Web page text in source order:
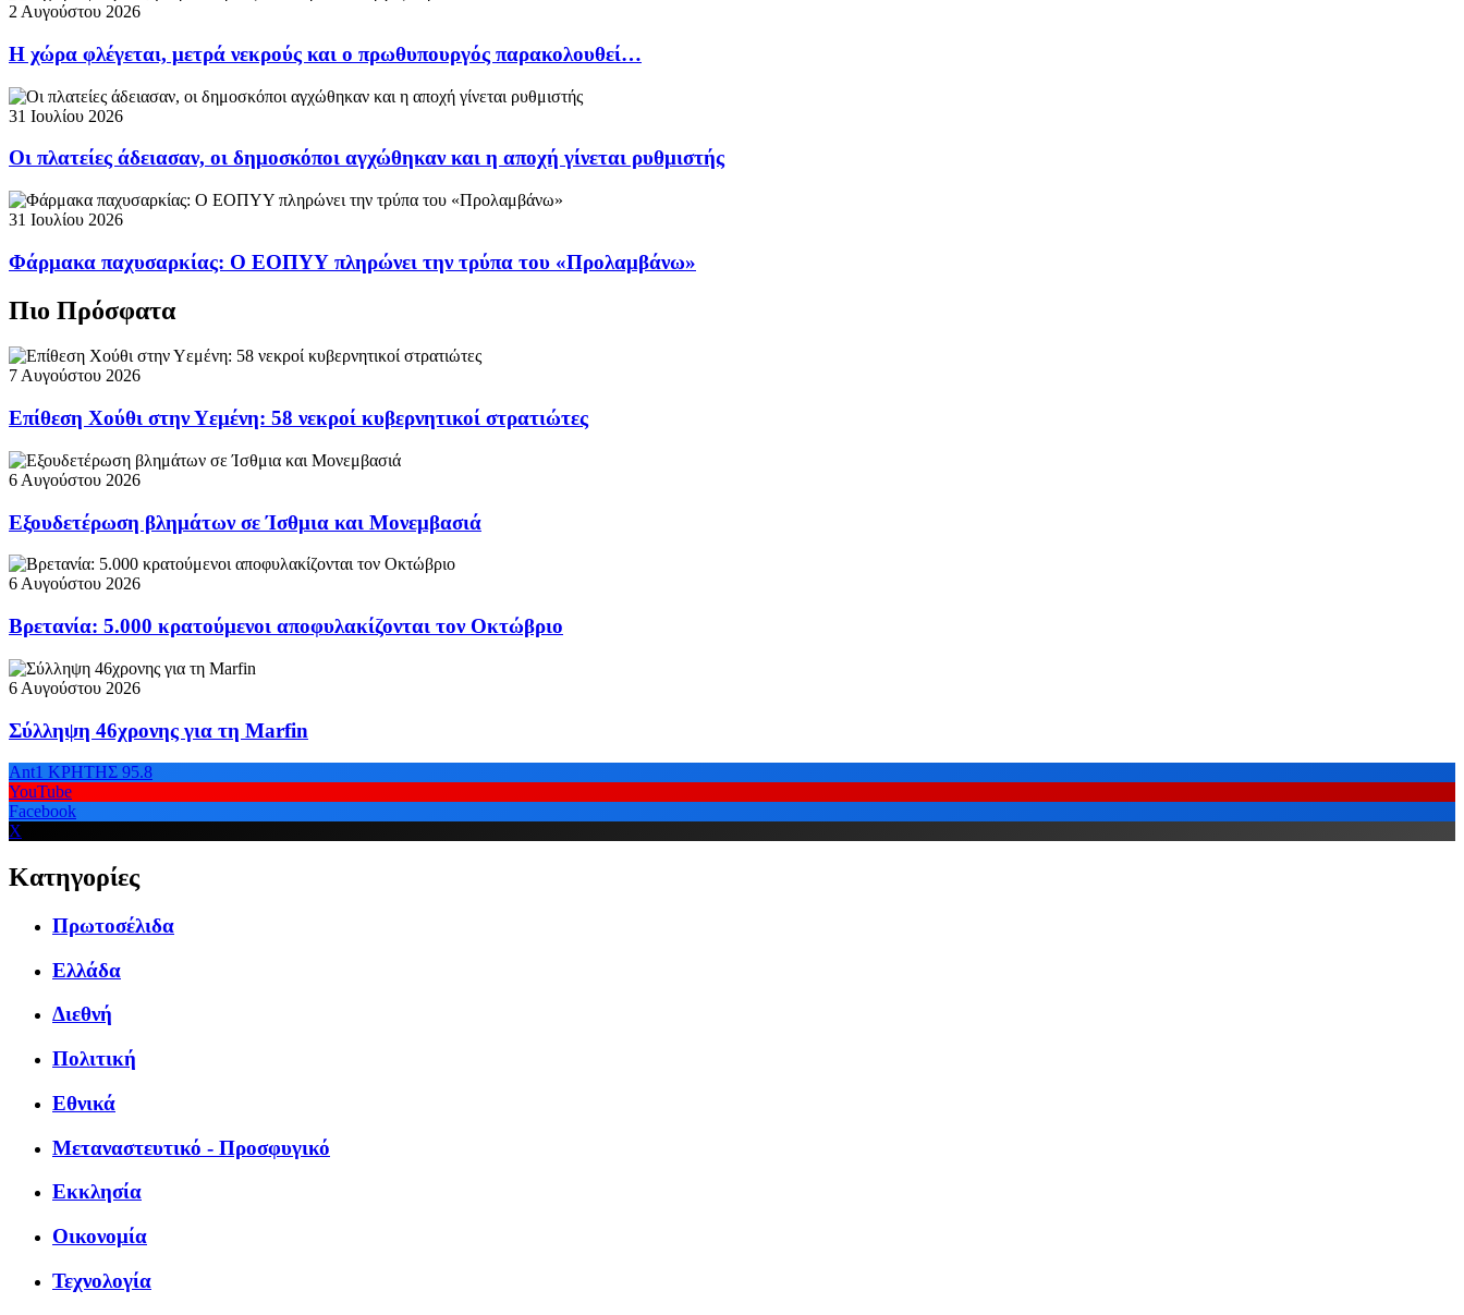
2 Αυγούστου 2026
Η χώρα φλέγεται, μετρά νεκρούς και ο πρωθυπουργός παρακολουθεί…
31 Ιουλίου 2026
Οι πλατείες άδειασαν, οι δημοσκόποι αγχώθηκαν και η αποχή γίνεται ρυθμιστής
31 Ιουλίου 2026
Φάρμακα παχυσαρκίας: Ο ΕΟΠΥΥ πληρώνει την τρύπα του «Προλαμβάνω»
Πιο Πρόσφατα
7 Αυγούστου 2026
Επίθεση Χούθι στην Υεμένη: 58 νεκροί κυβερνητικοί στρατιώτες
6 Αυγούστου 2026
Εξουδετέρωση βλημάτων σε Ίσθμια και Μονεμβασιά
6 Αυγούστου 2026
Βρετανία: 5.000 κρατούμενοι αποφυλακίζονται τον Οκτώβριο
6 Αυγούστου 2026
Σύλληψη 46χρονης για τη Marfin
Ant1 ΚΡΗΤΗΣ 95.8
YouTube
Facebook
X
Κατηγορίες
Πρωτοσέλιδα
Ελλάδα
Διεθνή
Πολιτική
Εθνικά
Μεταναστευτικό - Προσφυγικό
Εκκλησία
Οικονομία
Τεχνολογία